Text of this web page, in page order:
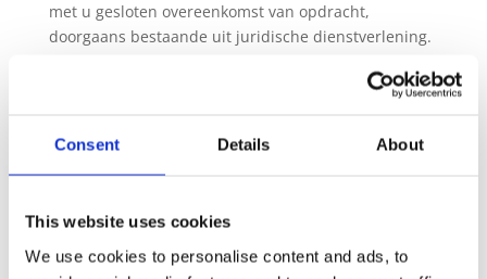
Consent Details About
This website uses cookies
We use cookies to personalise content and ads, to
met u gesloten overeenkomst van opdracht,
doorgaans bestaande uit juridische dienstverlening.
langer dan strikt nodig is om de doelen te realiseren,
waarvoor uw gegevens worden verzameld. Uw
indien er geen overeenkomst met u tot stand komt.
DELEN MET ANDEREN